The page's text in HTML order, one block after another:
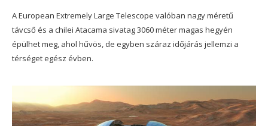
A European Extremely Large Telescope valóban nagy méretű
távcső és a chilei Atacama sivatag 3060 méter magas hegyén
épülhet meg, ahol hűvös, de egyben száraz időjárás jellemzi a
térséget egész évben.